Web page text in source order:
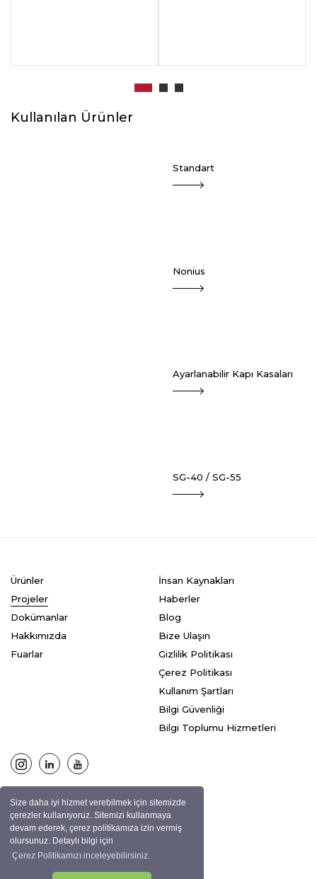
Size daha iyi hizmet verebilmek için sitemizde
çerezler kullanıyoruz. Sitemizi kullanmaya
devam ederek, çerez politikamıza izin vermiş
olursunuz. Detaylı bilgi için
Çerez Politikamızı inceleyebilirsiniz.
Kullanılan Ürünler
Standart
Nonius
Ayarlanabilir Kapı Kasaları
SG-40 / SG-55
Ürünler
Projeler
Dokümanlar
Hakkımızda
Fuarlar
İnsan Kaynakları
Haberler
Blog
Bize Ulaşın
Gizlilik Politikası
Çerez Politikası
Kullanım Şartları
Bilgi Güvenliği
Bilgi Toplumu Hizmetleri
© ASPEN Tüm hakları saklıdır.